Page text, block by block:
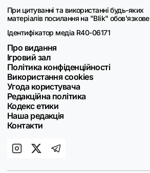
При цитуванні та використанні будь-яких
матеріалів посилання на "Blik" обов'язкове
Ідентифікатор медіа R40-06171
Про видання
Ігровий зал
Політика конфіденційності
Використання cookies
Угода користувача
Редакційна політика
Кодекс етики
Наша редакція
Контакти